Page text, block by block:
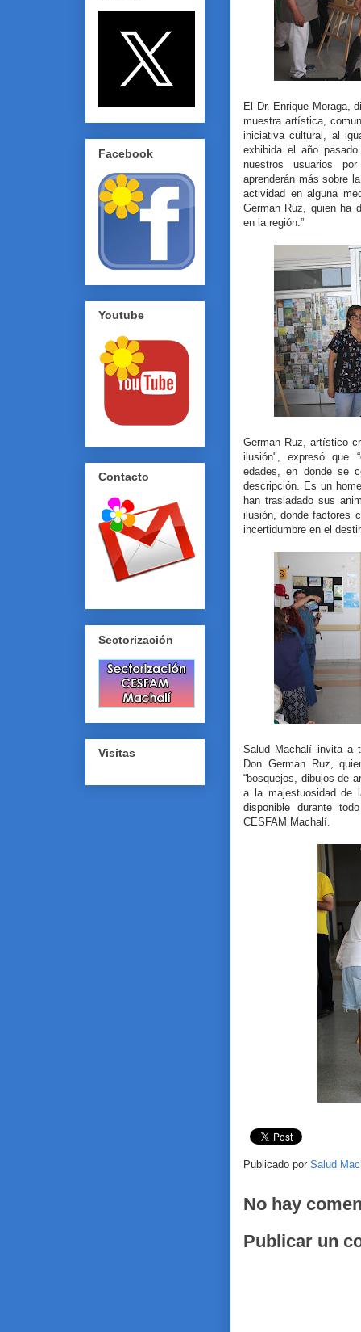
El Dr. Enrique Moraga,
muestra artística,
iniciativa cultural, al
exhibida el año
nuestros usuarios
aprenderán más sobre
actividad en alguna
German Ruz, quien ha
en la región.”
German Ruz, artístico
ilusión", expresó que
edades, en donde se
descripción. Es un
han trasladado sus
ilusión, donde factores
incertidumbre en el
Salud Machalí invita a
Don German Ruz,
“bosquejos, dibujos de
a la majestuosidad de
disponible durante
CESFAM Machalí.
Publicado por Salud
No hay
Publicar un
Facebook
Youtube
Contacto
Sectorización
Visitas